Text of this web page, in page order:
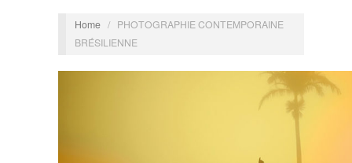
Home / PHOTOGRAPHIE CONTEMPORAINE
BRÉSILIENNE